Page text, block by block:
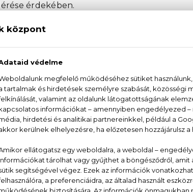
érdekében.
NATURAL minősítéssel rendelkezik
készültek
alapanyagok
A márka organikus kozmetikumai
Minden készítmény azért készült, hogy
nyújtson. Az Organic Shop
termékeket mindenki számára